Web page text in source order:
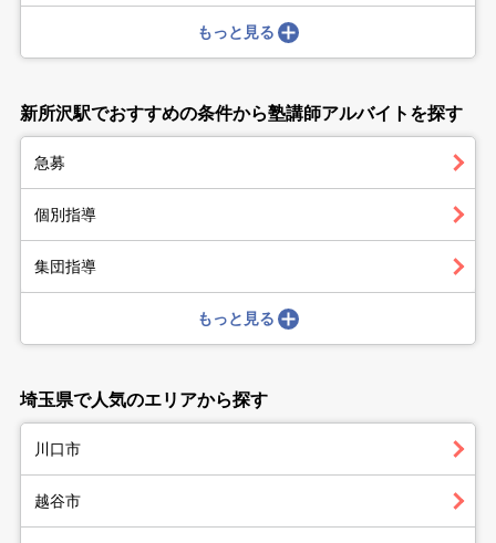
もっと見る
新所沢駅でおすすめの条件から塾講師アルバイトを探す
急募
個別指導
集団指導
もっと見る
埼玉県で人気のエリアから探す
川口市
越谷市